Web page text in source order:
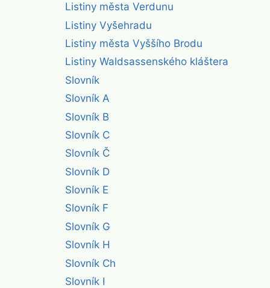
Listiny města Verdunu
Listiny Vyšehradu
Listiny města Vyššího Brodu
Listiny Waldsassenského kláštera
Slovník
Slovník A
Slovník B
Slovník C
Slovník Č
Slovník D
Slovník E
Slovník F
Slovník G
Slovník H
Slovník Ch
Slovník I